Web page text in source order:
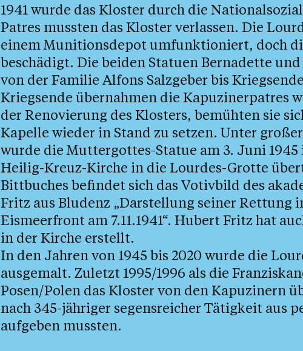
1941 wurde das Kloster durch die
Patres mussten das Kloster verlassen. Die
einem Munitionsdepot umfunktioniert, doch
beschädigt. Die beiden Statuen Bernadette
von der Familie Alfons Salzgeber bis
Kriegsende übernahmen die Kapuzinerpatres
der Renovierung des Klosters, bemühten sie
Kapelle wieder in Stand zu setzen. Unter
wurde die Muttergottes-Statue am 3. Juni 1945
Heilig-Kreuz-Kirche in die Lourdes-Grotte
Bittbuches befindet sich das Votivbild des
Fritz aus Bludenz „Darstellung seiner Rettung
Eismeerfront am 7.11.1941“. Hubert Fritz hat
in der Kirche erstellt.
In den Jahren von 1945 bis 2020 wurde die
ausgemalt. Zuletzt 1995/1996 als die
Posen/Polen das Kloster von den Kapuzinern
nach 345-jähriger segensreicher Tätigkeit aus
aufgeben mussten.